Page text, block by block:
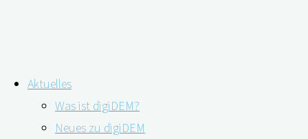
Inhalt
springen
Aktuelles
Was ist digiDEM?
Neues zu digiDEM
Schlagwort:Zahnfleischbluten